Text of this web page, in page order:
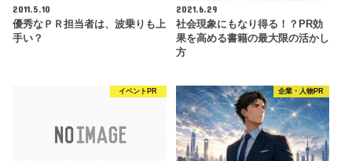
2011.5.10
優秀なＰＲ担当者は、波乗りも上
手い？
2021.6.29
社会現象にもなり得る！？PR効
果を高める書籍の最大限の活かし
方
イベントPR 企業・人物PR